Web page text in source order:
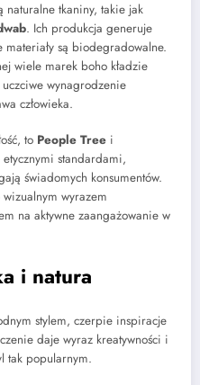
naturalne tkaniny, takie jak
. Ich produkcja generuje
materiały są biodegradowalne.
wiele marek boho kładzie
wynagrodzenie
człowieka.
to People Tree i
standardami,
świadomych konsumentów.
wyrazem
na aktywne zaangażowanie w
i natura
stylem, czerpie inspiracje
daje wyraz kreatywności i
tak popularnym.